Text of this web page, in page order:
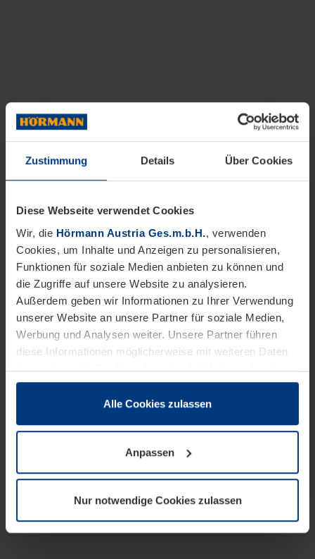
Zustimmung Details Über Cookies
Diese Webseite verwendet Cookies
Wir, die Hörmann Austria Ges.m.b.H., verwenden
Cookies, um Inhalte und Anzeigen zu personalisieren,
Funktionen für soziale Medien anbieten zu können und
die Zugriffe auf unsere Website zu analysieren.
Außerdem geben wir Informationen zu Ihrer Verwendung
unserer Website an unsere Partner für soziale Medien,
Werbung und Analysen weiter. Unsere Partner führen
diese Informationen möglicherweise mit weiteren Daten
zusammen, die Sie ihnen bereitgestellt haben oder die
sie im Rahmen Ihrer Nutzung der Dienste gesammelt
wenn diese für den Betrieb dieser Seite unbedingt
notwendig sind. Für alle anderen Cookie-Typen benötigen
wir Ihre Erlaubnis. Ihre Einwilligung können Sie jederzeit
Datenschutzerklärungunserer Website ändern oder
widerrufen.
Alle Cookies zulassen
Anpassen
Nur notwendige Cookies zulassen